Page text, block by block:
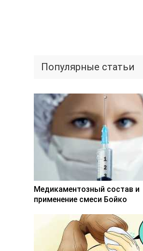
Популярные статьи
Медикаментозный состав и
применение смеси Бойко